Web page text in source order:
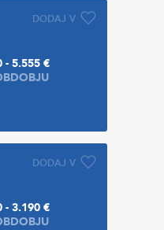
DODAJ V
- 5.555 €
DODAJ V
- 3.190 €